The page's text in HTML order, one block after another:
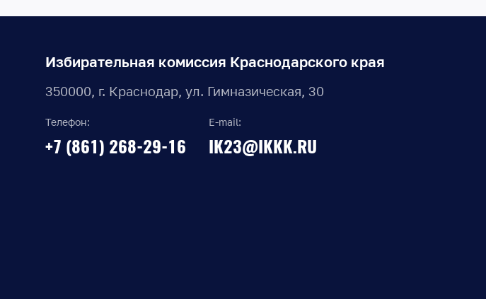
Избирательная комиссия Краснодарского края
350000, г. Краснодар, ул. Гимназическая, 30
Телефон:
+7 (861) 268-29-16
E-mail:
IK23@IKKK.RU